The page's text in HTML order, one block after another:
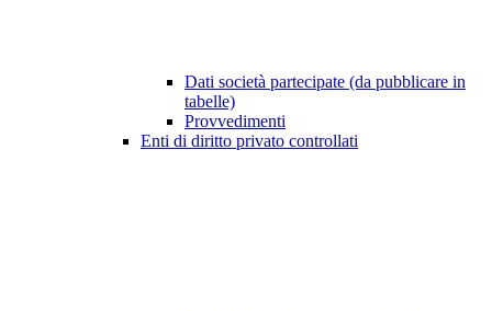
Dati società partecipate (da pubblicare in
tabelle)
Provvedimenti
Enti di diritto privato controllati